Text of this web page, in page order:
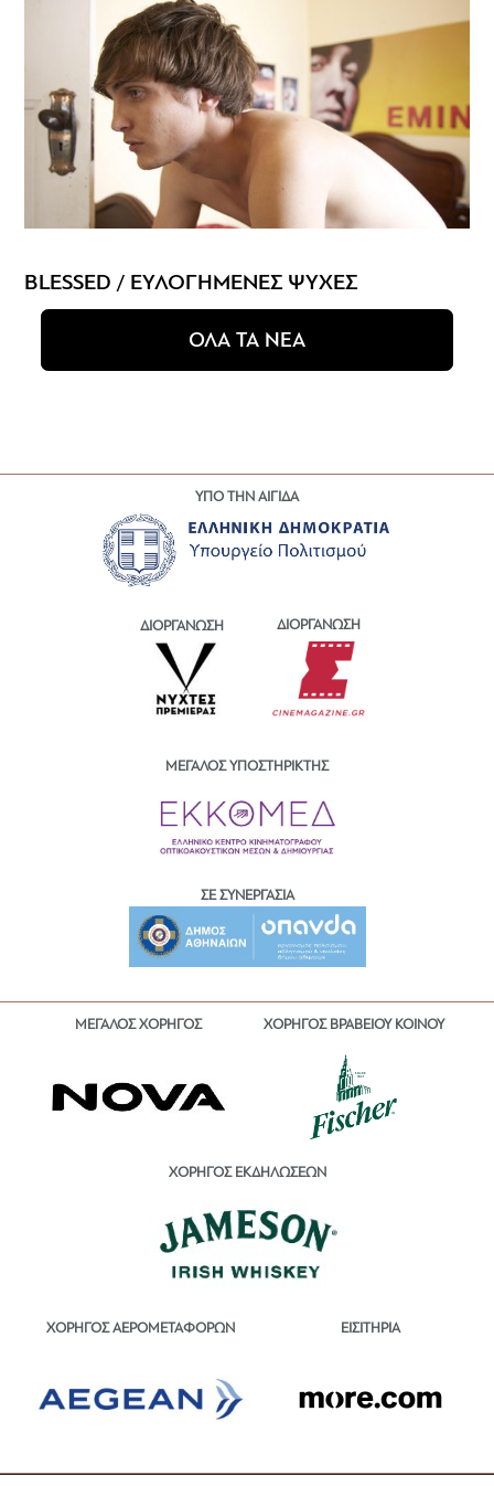
BLESSED / ΕΥΛΟΓΗΜΕΝΕΣ ΨΥΧΕΣ
ΟΛΑ ΤΑ ΝΕΑ
ΥΠΟ ΤΗΝ ΑΙΓΙΔΑ
ΔΙΟΡΓΑΝΩΣΗ ΔΙΟΡΓΑΝΩΣΗ
ΜΕΓΑΛΟΣ ΥΠΟΣΤΗΡΙΚΤΗΣ
ΣΕ ΣΥΝΕΡΓΑΣΙΑ
ΜΕΓΑΛΟΣ ΧΟΡΗΓΟΣ ΧΟΡΗΓΟΣ ΒΡΑΒΕΙΟΥ ΚΟΙΝΟΥ
ΧΟΡΗΓΟΣ ΕΚΔΗΛΩΣΕΩΝ
ΧΟΡΗΓΟΣ ΑΕΡΟΜΕΤΑΦΟΡΩΝ ΕΙΣΙΤΗΡΙΑ